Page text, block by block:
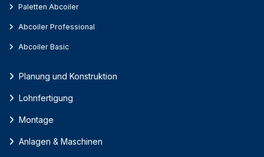
Paletten Abcoiler
Abcoiler Professional
Abcoiler Basic
Planung und Konstruktion
Lohnfertigung
Montage
Anlagen & Maschinen